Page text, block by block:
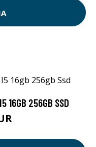
16GB 256GB SSD